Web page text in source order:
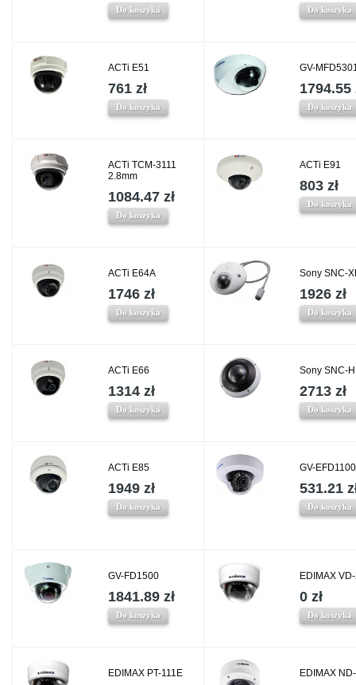
Do koszyka Do koszyka
ACTi E51
761 zł
Do koszyka
GV-
1794.55
Do koszyka
ACTi TCM-3111
2.8mm
1084.47 zł
Do koszyka
ACTi E91
803 zł
Do koszyka
ACTi E64A
1746 zł
Do koszyka
Sony SNC-
1926 zł
Do koszyka
ACTi E66
1314 zł
Do koszyka
Sony SNC-
2713 zł
Do koszyka
ACTi E85
1949 zł
Do koszyka
GV-
531.21
Do koszyka
GV-FD1500
1841.89 zł
Do koszyka
EDIMAX
0 zł
Do koszyka
EDIMAX PT-111E EDIMAX